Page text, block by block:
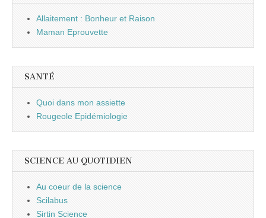
Allaitement : Bonheur et Raison
Maman Eprouvette
SANTÉ
Quoi dans mon assiette
Rougeole Epidémiologie
SCIENCE AU QUOTIDIEN
Au coeur de la science
Scilabus
Sirtin Science